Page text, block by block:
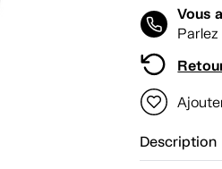
Vous
Description